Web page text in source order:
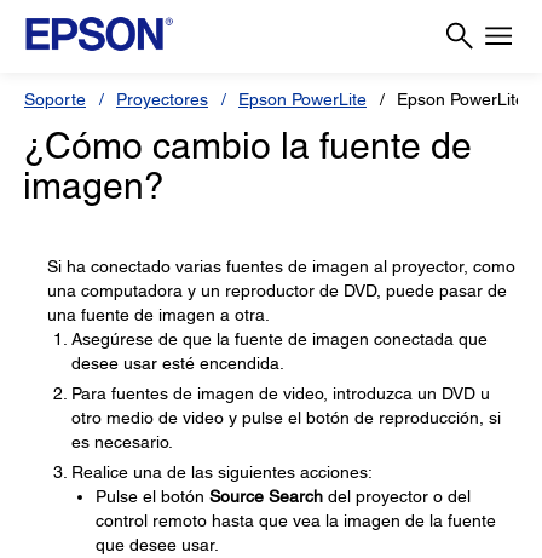
Soporte Proyectores Epson PowerLite Epson PowerLite
¿Cómo cambio la fuente de
imagen?
Si ha conectado varias fuentes de imagen al proyector, como
una computadora y un reproductor de DVD, puede pasar de
una fuente de imagen a otra.
Asegúrese de que la fuente de imagen conectada que
desee usar esté encendida.
Para fuentes de imagen de video, introduzca un DVD u
otro medio de video y pulse el botón de reproducción, si
es necesario.
Realice una de las siguientes acciones:
Pulse el botón Source Search del proyector o del
control remoto hasta que vea la imagen de la fuente
que desee usar.